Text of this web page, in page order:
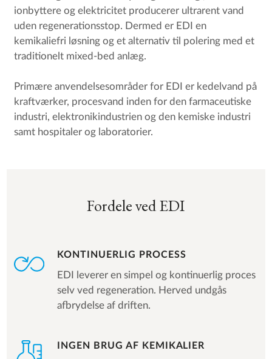
ionbyttere og elektricitet producerer ultrarent vand
uden regenerationsstop. Dermed er EDI en
kemikaliefri løsning og et alternativ til polering med et
traditionelt mixed-bed anlæg.
Primære anvendelsesområder for EDI er kedelvand på
kraftværker, procesvand inden for den farmaceutiske
industri, elektronikindustrien og den kemiske industri
samt hospitaler og laboratorier.
Fordele ved EDI
KONTINUERLIG PROCESS
EDI leverer en simpel og kontinuerlig proces
selv ved regeneration. Herved undgås
afbrydelse af driften.
INGEN BRUG AF KEMIKALIER